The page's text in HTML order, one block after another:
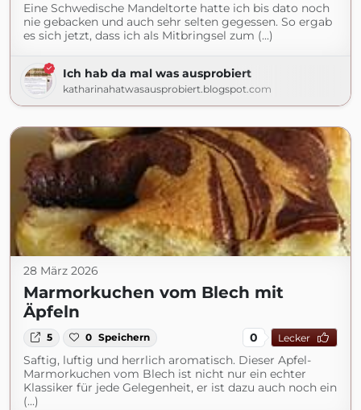
Eine Schwedische Mandeltorte hatte ich bis dato noch
nie gebacken und auch sehr selten gegessen. So ergab
es sich jetzt, dass ich als Mitbringsel zum (...)
Ich hab da mal was ausprobiert
katharinahatwasausprobiert.blogspot.com
28 März 2026
Marmorkuchen vom Blech mit
Äpfeln
5 0 Speichern 0 Lecker
Saftig, luftig und herrlich aromatisch. Dieser Apfel-
Marmorkuchen vom Blech ist nicht nur ein echter
Klassiker für jede Gelegenheit, er ist dazu auch noch ein
(...)